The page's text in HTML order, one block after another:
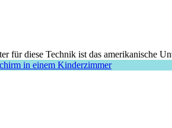
für diese Technik ist das amerikanische